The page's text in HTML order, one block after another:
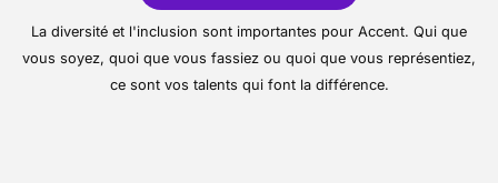
Organisation stable sur l’année
Équilibre vie professionnelle / privée
en Belgique.
Entreprise active dans la couverture et
l’enveloppe du bâtiment
La diversité et l'inclusion sont importantes pour Accent. Qui que
vous soyez, quoi que vous fassiez ou quoi que vous représentiez,
ce sont vos talents qui font la différence.